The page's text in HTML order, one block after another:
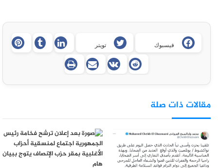
فيسبوك تويتر
مقالات ذات صلة